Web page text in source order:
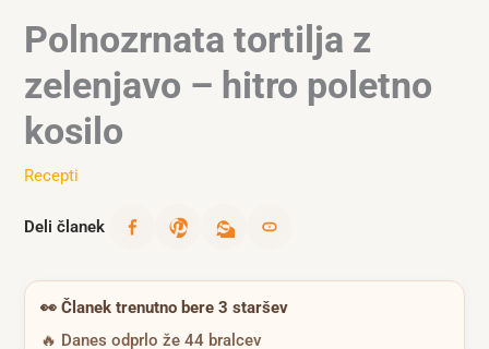
Polnozrnata tortilja z
zelenjavo – hitro poletno
kosilo
Recepti
Deli članek
👀Članek trenutno bere 3 staršev
🔥 Danes odprlo že 44 bralcev